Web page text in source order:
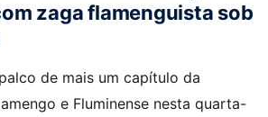
zaga flamenguista sob
e Fluminense nesta quarta-